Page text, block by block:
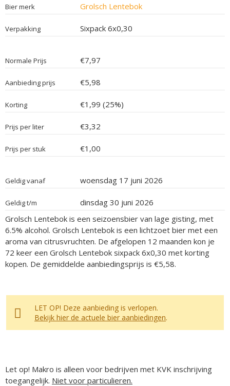
Bier merk Grolsch Lentebok
Verpakking Sixpack 6x0,30
Normale Prijs €7,97
Aanbieding prijs €5,98
Korting €1,99 (25%)
Prijs per liter €3,32
Prijs per stuk €1,00
Geldig vanaf woensdag 17 juni 2026
Geldig t/m
dinsdag 30 juni 2026
Grolsch Lentebok is een seizoensbier van lage gisting, met
6.5% alcohol. Grolsch Lentebok is een lichtzoet bier met een
aroma van citrusvruchten. De afgelopen 12 maanden kon je
72 keer een Grolsch Lentebok sixpack 6x0,30 met korting
kopen. De gemiddelde aanbiedingsprijs is €5,58.
LET OP! Deze aanbieding is verlopen.
Bekijk hier de actuele bier aanbiedingen.
Let op! Makro is alleen voor bedrijven met KVK inschrijving
toegangelijk. Niet voor particulieren.